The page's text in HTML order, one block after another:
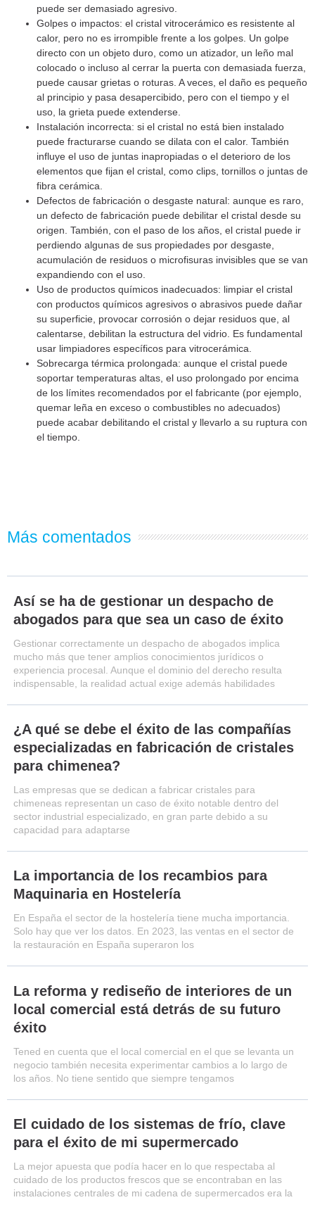
puede ser demasiado agresivo.
Golpes o impactos: el cristal vitrocerámico es resistente al
calor, pero no es irrompible frente a los golpes. Un golpe
directo con un objeto duro, como un atizador, un leño mal
colocado o incluso al cerrar la puerta con demasiada fuerza,
puede causar grietas o roturas. A veces, el daño es pequeño
al principio y pasa desapercibido, pero con el tiempo y el
uso, la grieta puede extenderse.
Instalación incorrecta: si el cristal no está bien instalado
puede fracturarse cuando se dilata con el calor. También
influye el uso de juntas inapropiadas o el deterioro de los
elementos que fijan el cristal, como clips, tornillos o juntas de
fibra cerámica.
Defectos de fabricación o desgaste natural: aunque es raro,
un defecto de fabricación puede debilitar el cristal desde su
origen. También, con el paso de los años, el cristal puede ir
perdiendo algunas de sus propiedades por desgaste,
acumulación de residuos o microfisuras invisibles que se van
expandiendo con el uso.
Uso de productos químicos inadecuados: limpiar el cristal
con productos químicos agresivos o abrasivos puede dañar
su superficie, provocar corrosión o dejar residuos que, al
calentarse, debilitan la estructura del vidrio. Es fundamental
usar limpiadores específicos para vitrocerámica.
Sobrecarga térmica prolongada: aunque el cristal puede
soportar temperaturas altas, el uso prolongado por encima
de los límites recomendados por el fabricante (por ejemplo,
quemar leña en exceso o combustibles no adecuados)
puede acabar debilitando el cristal y llevarlo a su ruptura con
el tiempo.
Más comentados
Así se ha de gestionar un despacho de
abogados para que sea un caso de éxito
Gestionar correctamente un despacho de abogados implica
mucho más que tener amplios conocimientos jurídicos o
experiencia procesal. Aunque el dominio del derecho resulta
indispensable, la realidad actual exige además habilidades
¿A qué se debe el éxito de las compañías
especializadas en fabricación de cristales
para chimenea?
Las empresas que se dedican a fabricar cristales para
chimeneas representan un caso de éxito notable dentro del
sector industrial especializado, en gran parte debido a su
capacidad para adaptarse
La importancia de los recambios para
Maquinaria en Hostelería
En España el sector de la hostelería tiene mucha importancia.
Solo hay que ver los datos. En 2023, las ventas en el sector de
la restauración en España superaron los
La reforma y rediseño de interiores de un
local comercial está detrás de su futuro
éxito
Tened en cuenta que el local comercial en el que se levanta un
negocio también necesita experimentar cambios a lo largo de
los años. No tiene sentido que siempre tengamos
El cuidado de los sistemas de frío, clave
para el éxito de mi supermercado
La mejor apuesta que podía hacer en lo que respectaba al
cuidado de los productos frescos que se encontraban en las
instalaciones centrales de mi cadena de supermercados era la